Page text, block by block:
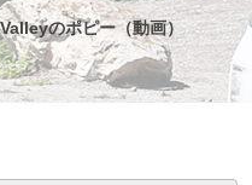
のポピー（動画）